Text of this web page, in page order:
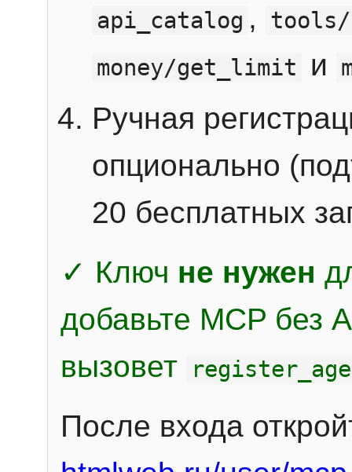
api_catalog ,
money/get_limit
и
Ручная
опционально
20 бесплатных
✓ Ключ не нужен
добавьте MCP без
вызовет
После входа